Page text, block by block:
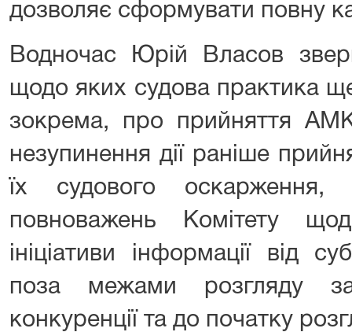
дозволяє сформувати повну
Водночас Юрій Власов
щодо яких судова практика
зокрема, про прийняття
незупинення дії раніше
їх судового
повноважень Комітету
ініціативи інформації від
поза межами розгляду
конкуренції та до початку